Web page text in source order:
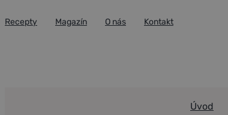
na
Recepty Magazín O nás Kontakt
Úvod